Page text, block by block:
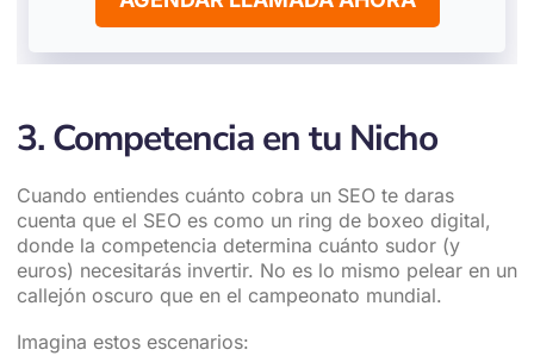
3. Competencia en tu Nicho
Cuando entiendes cuánto cobra un SEO te daras
cuenta que el SEO es como un ring de boxeo digital,
donde la competencia determina cuánto sudor (y
euros) necesitarás invertir. No es lo mismo pelear en un
callejón oscuro que en el campeonato mundial.
Imagina estos escenarios: